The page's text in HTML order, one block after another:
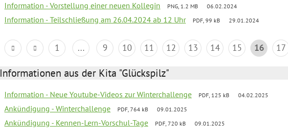
Information - Vorstellung einer neuen Kollegin PNG, 1.2 MB 06.02.2024
Information - Teilschließung am 26.04.2024 ab 12 Uhr PDF, 99 kB 29.01.2024
1 ... 9 10 11 12 13 14 15 16 17
Informationen aus der Kita "Glückspilz"
Information - Neue Youtube-Videos zur Winterchallenge PDF, 125 kB 04.02.2025
Ankündigung - Winterchallenge PDF, 764 kB 09.01.2025
Ankündigung - Kennen-Lern-Vorschul-Tage PDF, 720 kB 09.01.2025